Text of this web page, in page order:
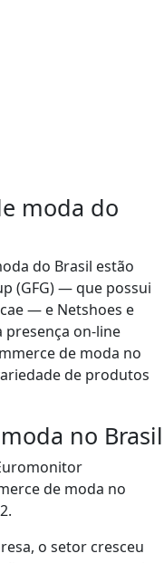
moda do
do Brasil estão
(GFG) — que possui
— e Netshoes e
presença on-line
de moda no
de produtos
no Brasil
de moda no
o setor cresceu